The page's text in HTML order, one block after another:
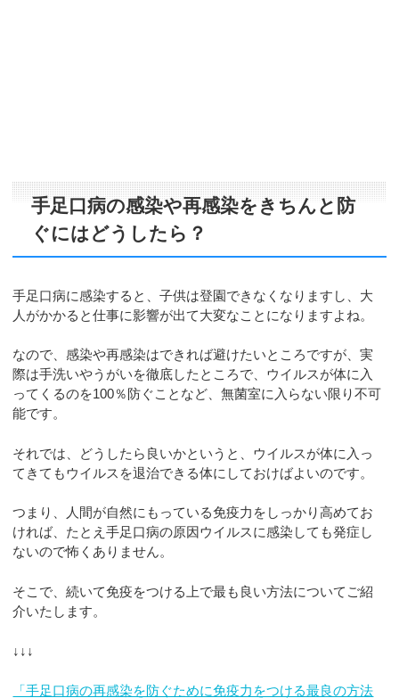
手足口病の感染や再感染をきちんと防
ぐにはどうしたら？
手足口病に感染すると、子供は登園できなくなりますし、大
人がかかると仕事に影響が出て大変なことになりますよね。
なので、感染や再感染はできれば避けたいところですが、実
際は手洗いやうがいを徹底したところで、ウイルスが体に入
ってくるのを100％防ぐことなど、無菌室に入らない限り不可
能です。
それでは、どうしたら良いかというと、ウイルスが体に入っ
てきてもウイルスを退治できる体にしておけばよいのです。
つまり、人間が自然にもっている免疫力をしっかり高めてお
ければ、たとえ手足口病の原因ウイルスに感染しても発症し
ないので怖くありません。
そこで、続いて免疫をつける上で最も良い方法についてご紹
介いたします。
↓↓↓
「手足口病の再感染を防ぐために免疫力をつける最良の方法